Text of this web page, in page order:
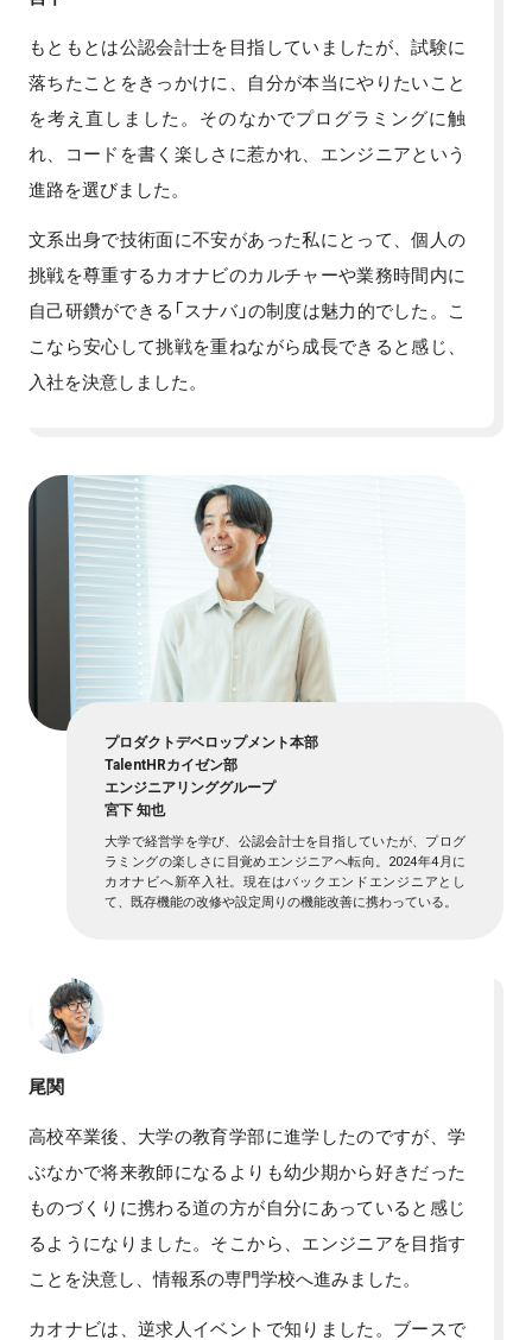
もともとは公認会計士を目指していましたが、試験に
落ちたことをきっかけに、自分が本当にやりたいこと
を考え直しました。そのなかでプログラミングに触
れ、コードを書く楽しさに惹かれ、エンジニアという
進路を選びました。
文系出身で技術面に不安があった私にとって、個人の
挑戦を尊重するカオナビのカルチャーや業務時間内に
自己研鑽ができる「スナバ」の制度は魅力的でした。こ
こなら安心して挑戦を重ねながら成長できると感じ、
入社を決意しました。
プロダクトデベロップメント本部
TalentHRカイゼン部
エンジニアリンググループ
宮下 知也
大学で経営学を学び、公認会計士を目指していたが、プログ
ラミングの楽しさに目覚めエンジニアへ転向。2024年4月に
カオナビへ新卒入社。現在はバックエンドエンジニアとし
て、既存機能の改修や設定周りの機能改善に携わっている。
尾関
高校卒業後、大学の教育学部に進学したのですが、学
ぶなかで将来教師になるよりも幼少期から好きだった
ものづくりに携わる道の方が自分にあっていると感じ
るようになりました。そこから、エンジニアを目指す
ことを決意し、情報系の専門学校へ進みました。
カオナビは、逆求人イベントで知りました。ブースで